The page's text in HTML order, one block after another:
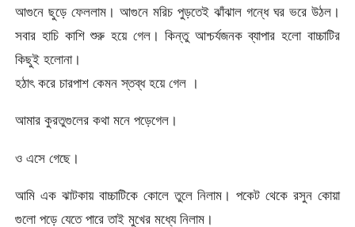
আগুনে ছুড়ে ফেললাম। আগুনে মরিচ পুড়তেই ঝাঁঝাল গন্ধে ঘর ভরে উঠল।
সবার হাচি কাশি শুরু হয়ে গেল। কিন্তু আশ্চর্যজনক ব্যাপার হলো বাচ্চাটির
কিছুই হলোনা।
হঠাৎ করে চারপাশ কেমন স্তব্ধ হয়ে গেল ।
আমার কুরতুগুলের কথা মনে পড়েগেল।
ও এসে গেছে।
আমি এক ঝাটকায় বাচ্চাটিকে কোলে তুলে নিলাম। পকেট থেকে রসুন কোয়া
গুলো পড়ে যেতে পারে তাই মুখের মধ্যে নিলাম।